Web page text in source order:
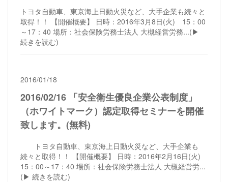
トヨタ自動車、東京海上日動火災など、大手企業も続々と
取得！！ 【開催概要】 日時：2016年3月8日(火) 15：00
～17：40 場所：社会保険労務士法人 大槻経営労務...(▶︎
続きを読む)
2016/01/18
2016/02/16 「安全衛生優良企業公表制度」
（ホワイトマーク）認定取得セミナーを開催
致します。(無料)
トヨタ自動車、東京海上日動火災など、大手企業も
続々と取得！！ 【開催概要】 日時：2016年2月16日(火)
15：00～17：40 場所：社会保険労務士法人 大槻経営労...
(▶︎ 続きを読む)